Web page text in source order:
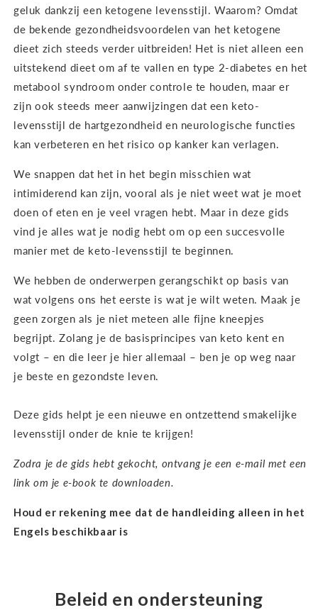
geluk dankzij een ketogene levensstijl. Waarom? Omdat
de bekende gezondheidsvoordelen van het ketogene
dieet zich steeds verder uitbreiden! Het is niet alleen een
uitstekend dieet om af te vallen en type 2-diabetes en het
metabool syndroom onder controle te houden, maar er
zijn ook steeds meer aanwijzingen dat een keto-
levensstijl de hartgezondheid en neurologische functies
kan verbeteren en het risico op kanker kan verlagen.
We snappen dat het in het begin misschien wat
intimiderend kan zijn, vooral als je niet weet wat je moet
doen of eten en je veel vragen hebt. Maar in deze gids
vind je alles wat je nodig hebt om op een succesvolle
manier met de keto-levensstijl te beginnen.
We hebben de onderwerpen gerangschikt op basis van
wat volgens ons het eerste is wat je wilt weten. Maak je
geen zorgen als je niet meteen alle fijne kneepjes
begrijpt. Zolang je de basisprincipes van keto kent en
volgt – en die leer je hier allemaal – ben je op weg naar
je beste en gezondste leven.
Deze gids helpt je een nieuwe en ontzettend smakelijke
levensstijl onder de knie te krijgen!
Zodra je de gids hebt gekocht, ontvang je een e-mail met een
link om je e-book te downloaden.
Houd er rekening mee dat de handleiding alleen in het
Engels beschikbaar is
Beleid en ondersteuning